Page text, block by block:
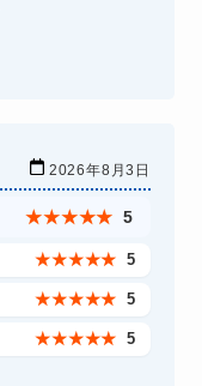
2026年8月3日
★★★★★ 5
★★★★★ 5
★★★★★ 5
★★★★★ 5